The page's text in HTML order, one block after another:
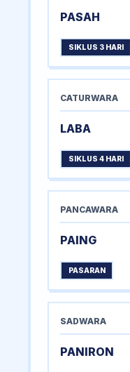
PASAH
SIKLUS 3 HARI
CATURWARA
LABA
SIKLUS 4 HARI
PANCAWARA
PAING
PASARAN
SADWARA
PANIRON